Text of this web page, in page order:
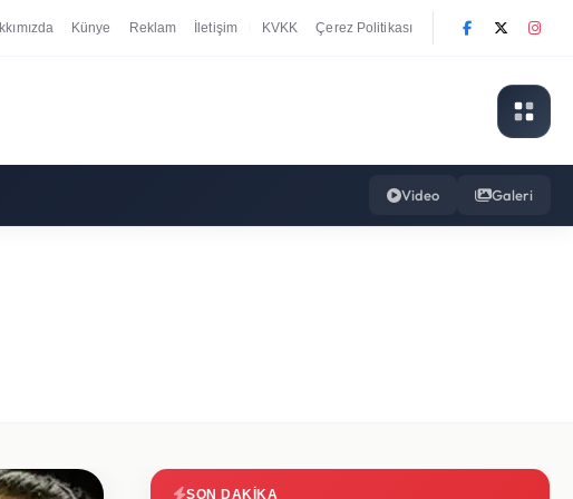
Künye Reklam İletişim KVKK Çerez Politikası
Video Galeri
SON DAKIKA